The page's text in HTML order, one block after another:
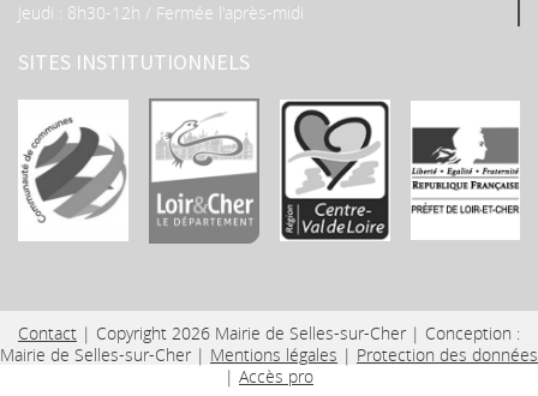
Jeudi : 8h30-12h / Fermée l'après-midi
SITES INSTITUTIONNELS
Contact | Copyright 2026 Mairie de Selles-sur-Cher | Conception :
Mairie de Selles-sur-Cher | Mentions légales | Protection des données
| Accès pro